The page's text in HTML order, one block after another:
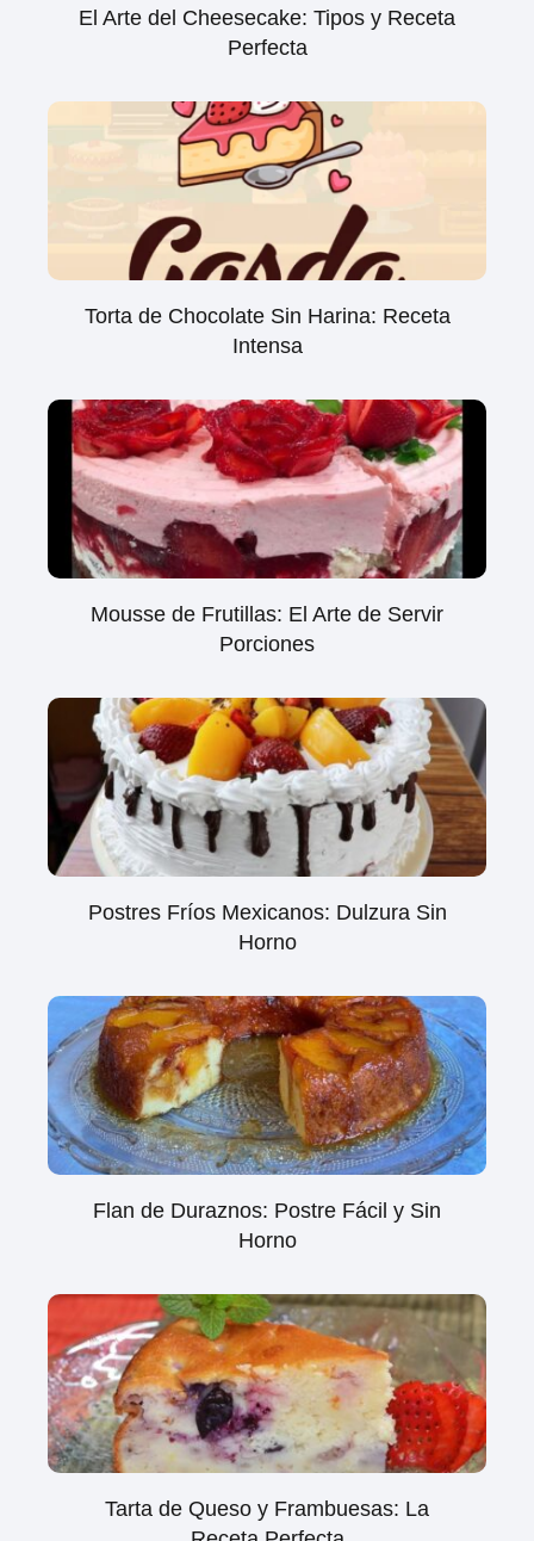
El Arte del Cheesecake: Tipos y Receta
Perfecta
Torta de Chocolate Sin Harina: Receta
Intensa
Mousse de Frutillas: El Arte de Servir
Porciones
Postres Fríos Mexicanos: Dulzura Sin
Horno
Flan de Duraznos: Postre Fácil y Sin
Horno
Tarta de Queso y Frambuesas: La